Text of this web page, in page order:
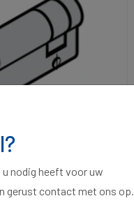
nodig heeft voor uw
gerust contact met ons op.